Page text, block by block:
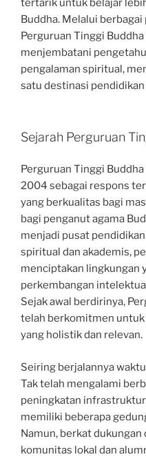
tertarik untuk belajar
Buddha. Melalui
Perguruan Tinggi
menjembatani
pengalaman spiritual,
satu destinasi
Sejarah Perguruan
Perguruan Tinggi
2004 sebagai respons
yang berkualitas bagi
bagi penganut agama
menjadi pusat
spiritual dan akademis,
menciptakan lingkungan
perkembangan
Sejak awal berdirinya,
telah berkomitmen
yang holistik dan relevan.
Seiring berjalannya
Tak telah mengalami
peningkatan
memiliki beberapa
Namun, berkat
komunitas lokal dan